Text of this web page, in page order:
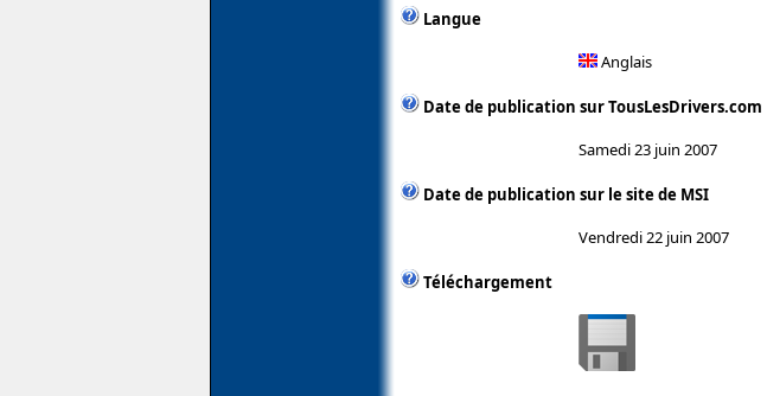
Langue
Anglais
Date de publication sur TousLesDrivers.com
Samedi 23 juin 2007
Date de publication sur le site de MSI
Vendredi 22 juin 2007
Téléchargement